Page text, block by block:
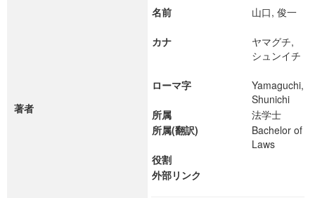
著者
名前 山口, 俊一
カナ
ヤマグチ,
シュンイチ
ローマ字
Yamaguchi,
Shunichi
所属
法学士
所属(翻訳)
Bachelor of
Laws
役割
外部リンク